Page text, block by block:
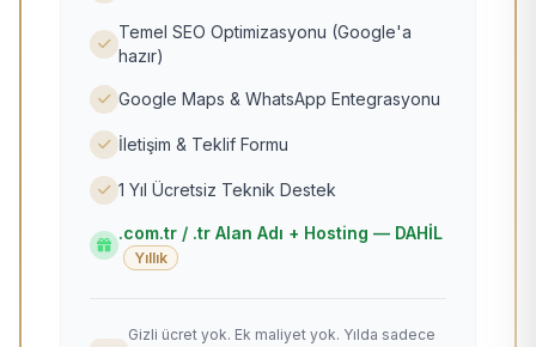
Temel SEO Optimizasyonu (Google'a
hazır)
Google Maps & WhatsApp Entegrasyonu
İletişim & Teklif Formu
1 Yıl Ücretsiz Teknik Destek
.com.tr / .tr Alan Adı + Hosting — DAHİL
Yıllık
Gizli ücret yok. Ek maliyet yok. Yılda sadece